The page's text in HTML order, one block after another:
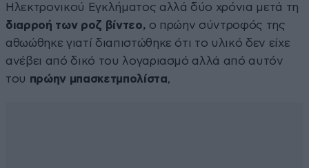
Ηλεκτρονικού Εγκλήματος αλλά δύο χρόνια μετά τη
διαρροή των ροζ βίντεο, ο πρώην σύντροφός της
αθωώθηκε γιατί διαπιστώθηκε ότι το υλικό δεν είχε
ανέβει από δικό του λογαριασμό αλλά από αυτόν
του πρώην μπασκετμπολίστα,